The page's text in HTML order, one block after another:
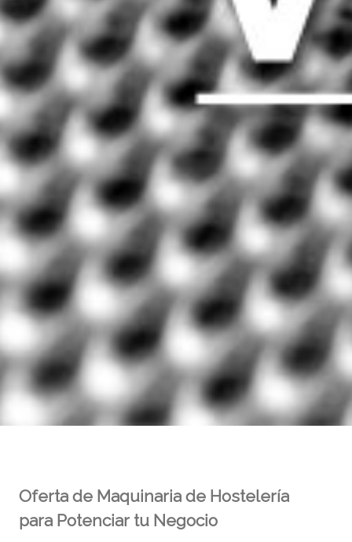
Oferta de Maquinaria de Hostelería
para Potenciar tu Negocio